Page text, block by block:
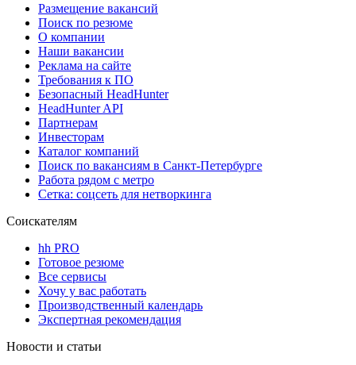
Размещение вакансий
Поиск по резюме
О компании
Наши вакансии
Реклама на сайте
Требования к ПО
Безопасный HeadHunter
HeadHunter API
Партнерам
Инвесторам
Каталог компаний
Поиск по вакансиям в Санкт-Петербурге
Работа рядом с метро
Сетка: соцсеть для нетворкинга
Соискателям
hh PRO
Готовое резюме
Все сервисы
Хочу у вас работать
Производственный календарь
Экспертная рекомендация
Новости и статьи